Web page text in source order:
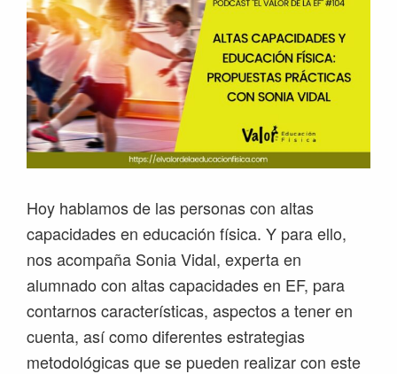
Hoy hablamos de las personas con altas
capacidades en educación física. Y para ello,
nos acompaña Sonia Vidal, experta en
alumnado con altas capacidades en EF, para
contarnos características, aspectos a tener en
cuenta, así como diferentes estrategias
metodológicas que se pueden realizar con este